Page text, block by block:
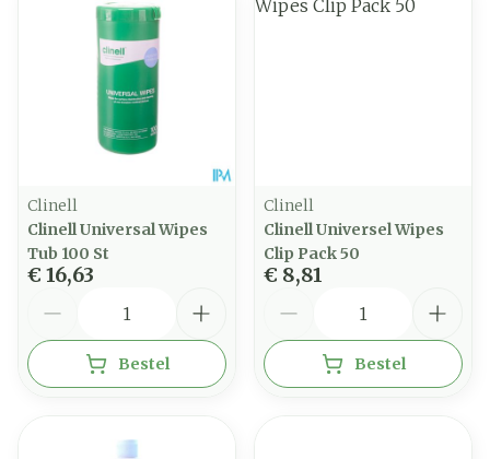
Clinell
Clinell Universal Wipes
Tub 100 St
€ 16,63
Bestel
Clinell
Clinell Universel Wipes
Clip Pack 50
€ 8,81
Bestel